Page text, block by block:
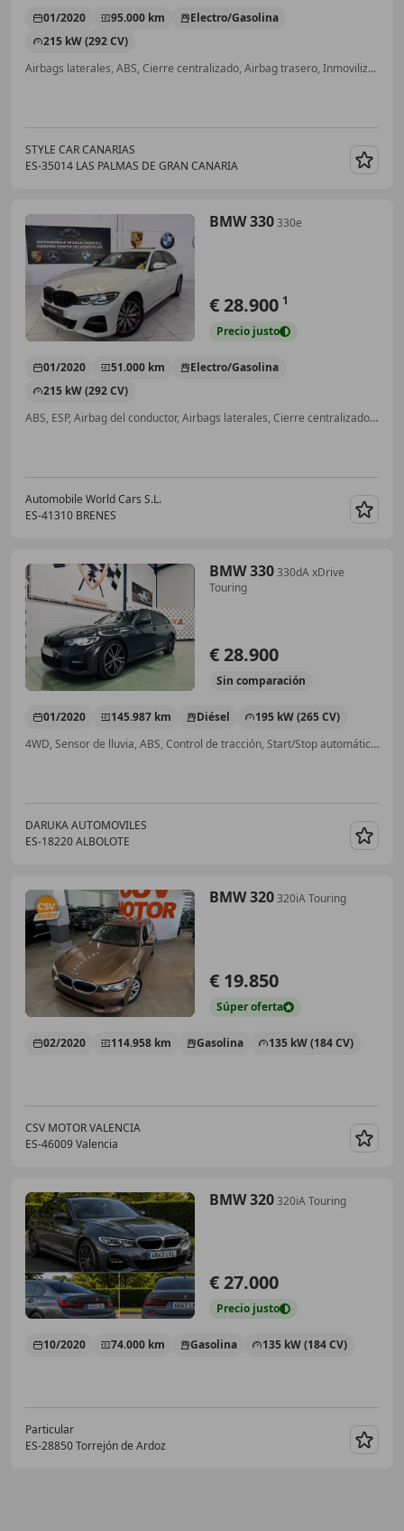
01/2020 95.000 km
Electro/Gasolina
215 kW (292 CV)
Airbags laterales, ABS, Cierre centralizado, Airbag trasero, Inmovilizador, Start/Stop automático
STYLE CAR CANARIAS
ES-35014 LAS PALMAS DE GRAN CANARIA
BMW 330330e
€ 28.900 1
Precio justo
01/2020 51.000 km
Electro/Gasolina
215 kW (292 CV)
ABS, ESP, Airbag del conductor, Airbags laterales, Cierre centralizado, Sensor de lluvia, Manos libres
Automobile World Cars S.L.
ES-41310 BRENES
BMW 330330dA xDrive
Touring
€ 28.900
Sin comparación
01/2020 145.987 km Diésel
195 kW (265 CV)
4WD, Sensor de lluvia, ABS, Control de tracción, Start/Stop automático, Baca, ESP, Cierre centralizado
DARUKA AUTOMOVILES
ES-18220 ALBOLOTE
BMW 320320iA Touring
€ 19.850
Súperoferta
02/2020 114.958 km Gasolina 135 kW (184 CV)
CSV MOTOR VALENCIA
ES-46009 Valencia
BMW 320320iA Touring
€ 27.000
Precio justo
10/2020 74.000 km Gasolina 135 kW (184 CV)
Particular
ES-28850 Torrejón de Ardoz